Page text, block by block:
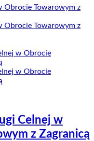
Celnej w
z Zagranicą